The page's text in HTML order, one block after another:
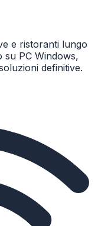
e ristoranti lungo
su PC Windows,
definitive.